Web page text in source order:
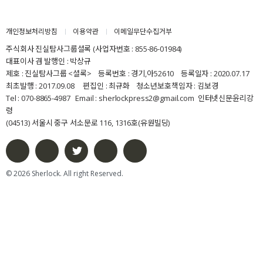
김보경 기자
개인정보처리방침 이용약관 이메일무단수집거부
주식회사 진실탐사그룹셜록 (사업자번호 : 855-86-01984)
대표이사 겸 발행인 : 박상규
제호 : 진실탐사그룹 <셜록> 등록번호 : 경기,아52610 등록일자 : 2020.07.17
최초발행 : 2017.09.08 편집인 : 최규화 청소년보호책임자 : 김보경
Tel : 070-8865-4987 Email : sherlockpress2@gmail.com 인터넷신문윤리강
령
(04513) 서울시 중구 서소문로 116, 1316호(유원빌딩)
© 2026 Sherlock. All right Reserved.